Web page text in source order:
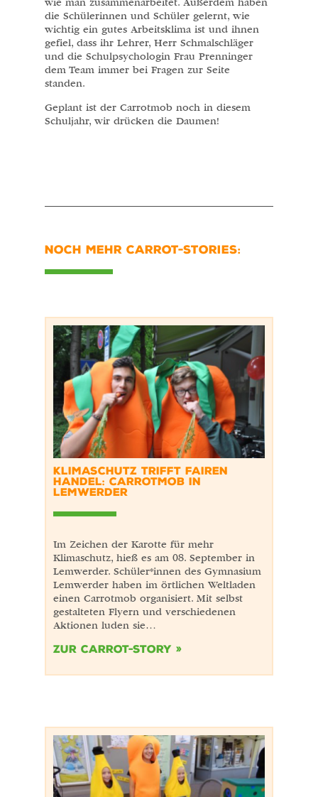
wie man zusammenarbeitet. Außerdem haben
die Schülerinnen und Schüler gelernt, wie
wichtig ein gutes Arbeitsklima ist und ihnen
gefiel, dass ihr Lehrer, Herr Schmalschläger
und die Schulpsychologin Frau Prenninger
dem Team immer bei Fragen zur Seite
standen.
Geplant ist der Carrotmob noch in diesem
Schuljahr, wir drücken die Daumen!
NOCH MEHR CARROT-STORIES:
KLIMASCHUTZ TRIFFT FAIREN
HANDEL: CARROTMOB IN
LEMWERDER
Im Zeichen der Karotte für mehr
Klimaschutz, hieß es am 08. September in
Lemwerder. Schüler*innen des Gymnasium
Lemwerder haben im örtlichen Weltladen
einen Carrotmob organisiert. Mit selbst
gestalteten Flyern und verschiedenen
Aktionen luden sie…
Zur Carrot-Story »